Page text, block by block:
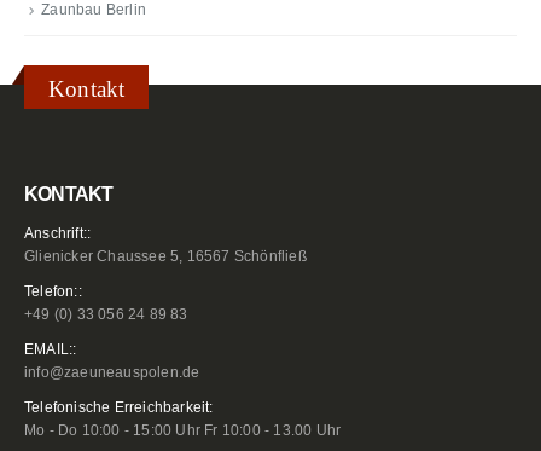
Zaunbau Berlin
Kontakt
KONTAKT
Anschrift::
Glienicker Chaussee 5, 16567 Schönfließ
Telefon::
+49 (0) 33 056 24 89 83
EMAIL::
info@zaeuneauspolen.de
Telefonische Erreichbarkeit:
Mo - Do 10:00 - 15:00 Uhr Fr 10:00 - 13.00 Uhr